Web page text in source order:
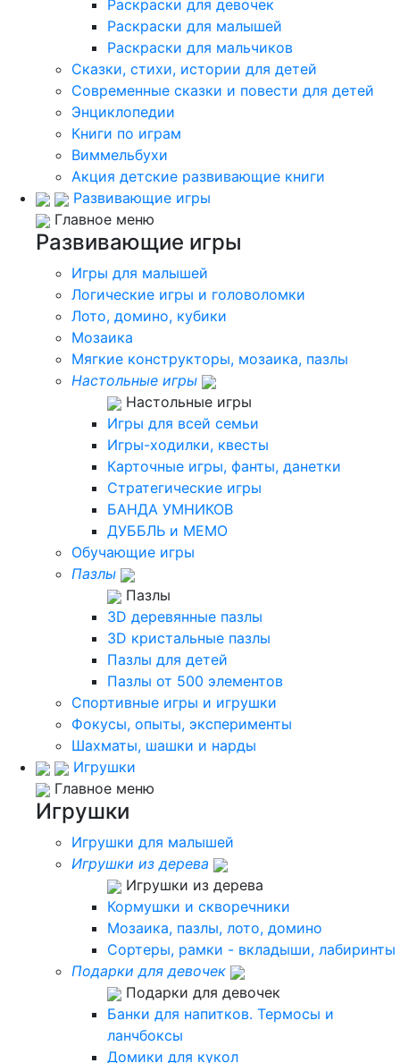
Раскраски для девочек
Раскраски для малышей
Раскраски для мальчиков
Сказки, стихи, истории для детей
Современные сказки и повести для детей
Энциклопедии
Книги по играм
Виммельбухи
Акция детские развивающие книги
Развивающие игры
Главное меню
Развивающие игры
Игры для малышей
Логические игры и головоломки
Лото, домино, кубики
Мозаика
Мягкие конструкторы, мозаика, пазлы
Настольные игры
Настольные игры
Игры для всей семьи
Игры-ходилки, квесты
Карточные игры, фанты, данетки
Стратегические игры
БАНДА УМНИКОВ
ДУББЛЬ и МЕМО
Обучающие игры
Пазлы
Пазлы
3D деревянные пазлы
3D кристальные пазлы
Пазлы для детей
Пазлы от 500 элементов
Спортивные игры и игрушки
Фокусы, опыты, эксперименты
Шахматы, шашки и нарды
Игрушки
Главное меню
Игрушки
Игрушки для малышей
Игрушки из дерева
Игрушки из дерева
Кормушки и скворечники
Мозаика, пазлы, лото, домино
Сортеры, рамки - вкладыши, лабиринты
Подарки для девочек
Подарки для девочек
Банки для напитков. Термосы и
ланчбоксы
Домики для кукол